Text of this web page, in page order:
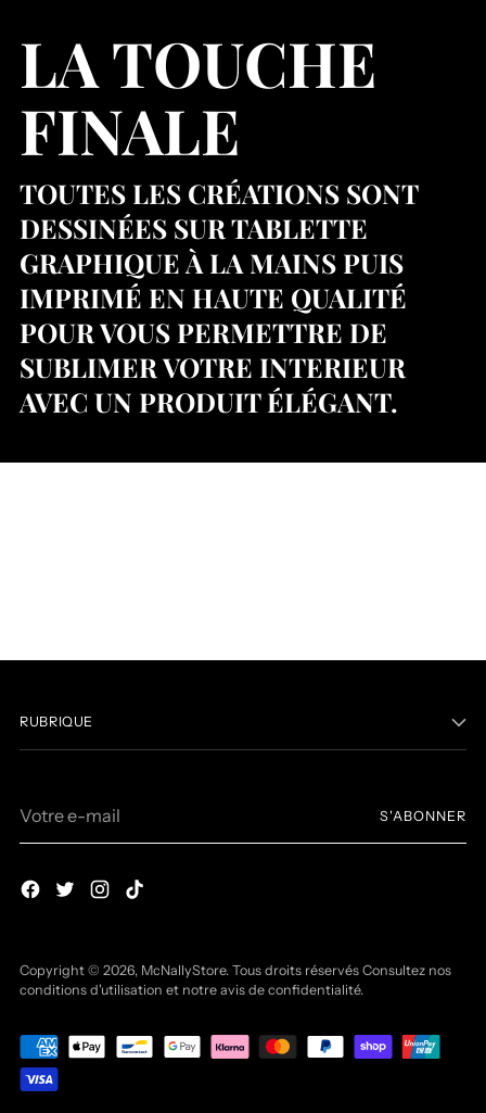
LA TOUCHE
FINALE
TOUTES LES CRÉATIONS SONT
DESSINÉES SUR TABLETTE
GRAPHIQUE À LA MAINS PUIS
IMPRIMÉ EN HAUTE QUALITÉ
POUR VOUS PERMETTRE DE
SUBLIMER VOTRE INTERIEUR
AVEC UN PRODUIT ÉLÉGANT.
RUBRIQUE
e-
S'ABONNER
Copyright © 2026, McNallyStore. Tous droits réservés Consultez nos
conditions d'utilisation et notre avis de confidentialité.